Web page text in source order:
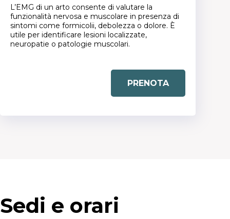
L’EMG di un arto consente di valutare la
funzionalità nervosa e muscolare in presenza di
sintomi come formicolii, debolezza o dolore. È
utile per identificare lesioni localizzate,
neuropatie o patologie muscolari.
PRENOTA
Sedi e orari